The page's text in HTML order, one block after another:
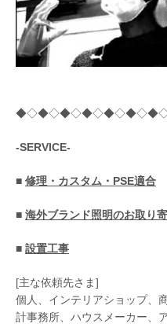
-SERVICE-
■ 修理・カスタム・PSE適合
■ 海外ブランド照明のお取り
■ 設置工事
[主な依頼先さま]
個人、インテリアショップ、
計事務所、ハウスメーカー、